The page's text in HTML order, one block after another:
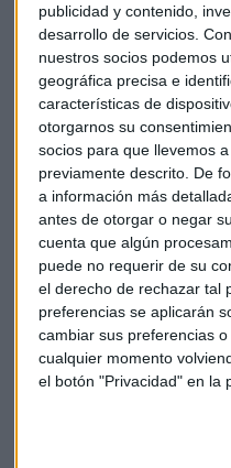
publicidad y contenido,
desarrollo de servicios.
nuestros socios podemos
geográfica precisa e
características de
otorgarnos su
socios para que llevemos
previamente descrito. De
a información más
antes de otorgar o negar
cuenta que algún
puede no requerir de su
el derecho de rechazar tal
preferencias se aplicarán
cambiar sus preferencias
cualquier momento
el botón "Privacidad" en la
En opinión de Zamora,la
alternativas en este
plantean los mercados
bolsas, el proceso de
Estado Unidos y el riesgo
menor crecimiento, esta
fuerza después de que el
esta misma semana haya
crecimiento mundial por
China.
Mercados Bolsas